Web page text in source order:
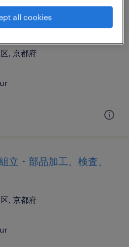
査、組立・部品加工、
・軽作業）
, 京都府
立・部品加工、検査、
, 京都府
all cookies